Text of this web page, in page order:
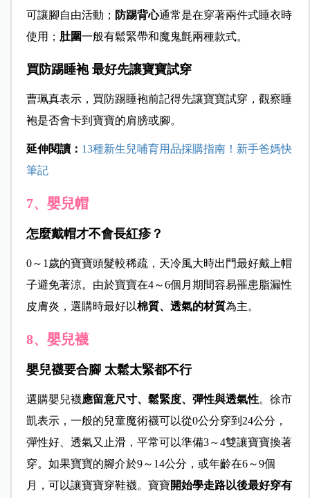
可讓腳自由活動； 防踢背心通常是在穿著兩件式睡衣時
使用； 肚圍一般有鬆緊帶和魔鬼氈兩種款式。
買防踢睡袍 最好先讓寶寶試穿
曹珮真表示，買防踢睡袍前記得先讓寶寶試穿，觀察睡
袍是否會卡到寶寶的肩膀或腳。
延伸閱讀： 13種新生兒哺育用品採購指南！新手爸媽快
筆記
7、嬰兒帽
怎麼戴帽才不會長紅疹？
0～1歲的寶寶頭髮較稀疏，天冷風大時出門最好戴上帽
子避免著涼。由於寶寶在4～6個月期間容易罹患脂漏性
皮膚炎，選購時最好以棉質、透氣的材質為主。
8、嬰兒襪
嬰兒襪要合腳 太鬆太緊都不行
選購嬰兒襪應留意尺寸、鬆緊度、彈性與透氣性。徐市
凱表示，一般的兒童魔術襪可以從0公分穿到24公分，
彈性好、透氣又止滑，平常可以準備3～4雙讓寶寶換著
穿。如果寶寶的腳介於9～14公分，或年齡在6～9個
月，可以讓寶寶穿鞋襪。寶寶開始學走路以後最好穿有